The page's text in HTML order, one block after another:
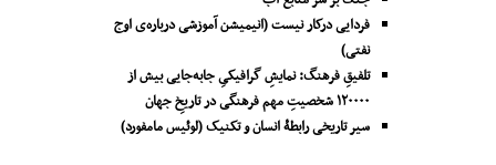
فردایی درکار نیست (انیمیشن آموزشی درباره‌ی اوج
نفتی)
تلفیقِ فرهنگ: نمایشِ گرافیکیِ جا‌به‌جایی بیش از
۱۲۰۰۰۰ شخصیتِ مهم فرهنگی در تاریخِ جهان
سیر تاریخی رابطۀ انسان و تکنیک (لوئیس مامفورد)